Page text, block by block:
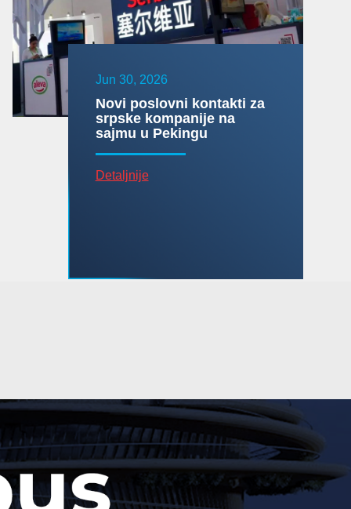
Jun 30, 2026
Novi poslovni kontakti za
srpske kompanije na
sajmu u Pekingu
Detaljnije